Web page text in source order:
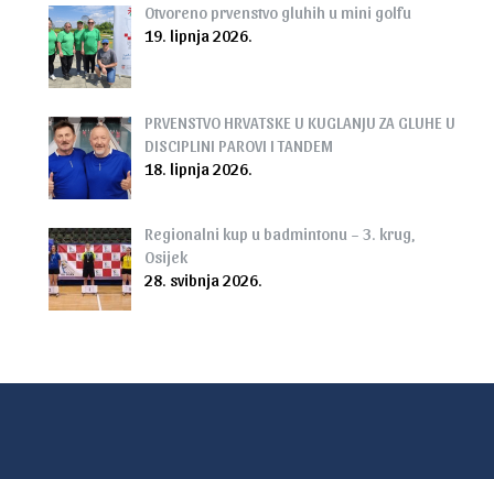
Otvoreno prvenstvo gluhih u mini golfu
19. lipnja 2026.
PRVENSTVO HRVATSKE U KUGLANJU ZA GLUHE U
DISCIPLINI PAROVI I TANDEM
18. lipnja 2026.
Regionalni kup u badmintonu – 3. krug,
Osijek
28. svibnja 2026.